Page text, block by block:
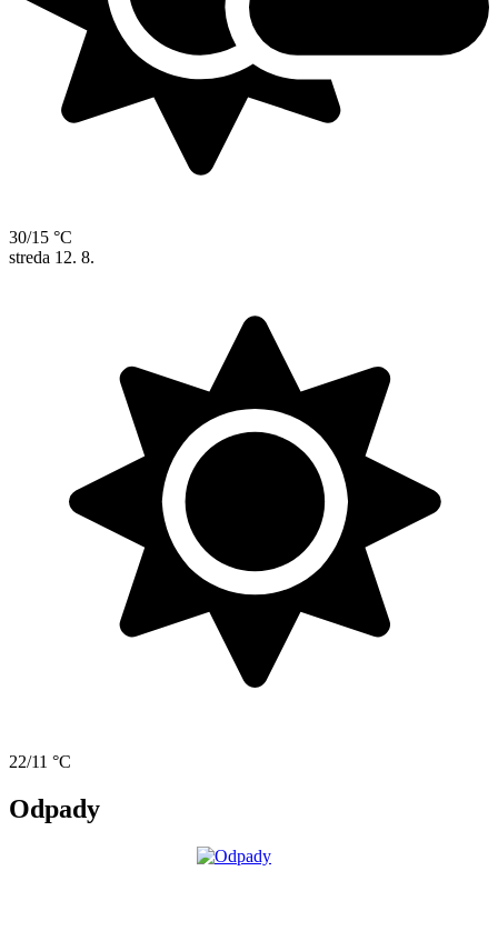
30/15 °C
streda 12. 8.
22/11 °C
Odpady